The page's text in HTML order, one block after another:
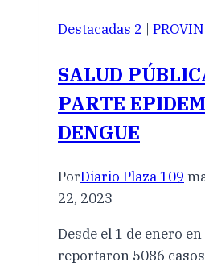
Destacadas 2 |
SALUD
PARTE
DENGUE
PorDiario Plaza 109
22, 2023
Desde el 1 de enero
reportaron 5086